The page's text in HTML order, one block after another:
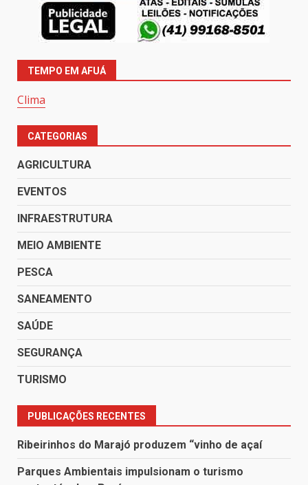
TEMPO EM AFUÁ
Clima
CATEGORIAS
AGRICULTURA
EVENTOS
INFRAESTRUTURA
MEIO AMBIENTE
PESCA
SANEAMENTO
SAÚDE
SEGURANÇA
TURISMO
PUBLICAÇÕES RECENTES
Ribeirinhos do Marajó produzem “vinho de açaí
Parques Ambientais impulsionam o turismo